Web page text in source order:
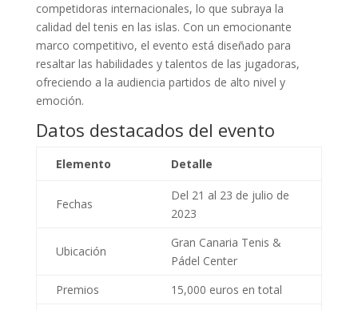
competidoras internacionales, lo que subraya la
calidad del tenis en las islas. Con un emocionante
marco competitivo, el evento está diseñado para
resaltar las habilidades y talentos de las jugadoras,
ofreciendo a la audiencia partidos de alto nivel y
emoción.
Datos destacados del evento
Elemento Detalle
Fechas
Del 21 al 23 de julio de
2023
Ubicación
Gran Canaria Tenis &
Pádel Center
Premios
15,000 euros en total